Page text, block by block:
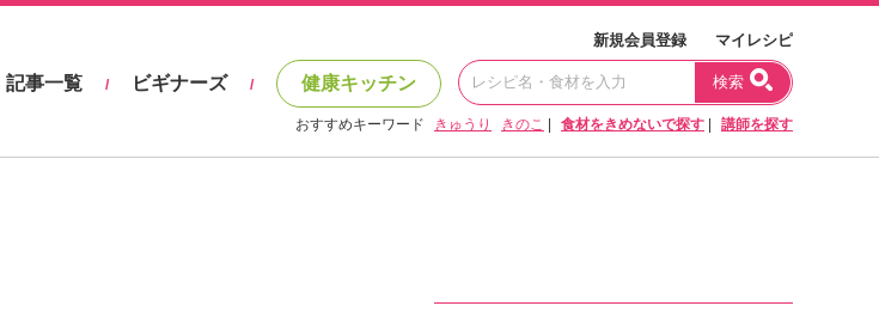
新規会員登録 マイレシピ
記事一覧 / ビギナーズ / 健康キッチン 検索
おすすめキーワード きゅうり きのこ 食材をきめないで探す 講師を探す